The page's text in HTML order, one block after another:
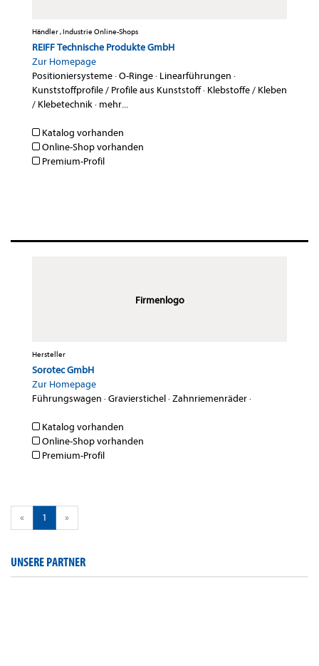
Händler , Industrie Online-Shops
REIFF Technische Produkte GmbH
Zur Homepage
Positioniersysteme·O-Ringe· Linearführungen ·
Kunststoffprofile / Profile aus Kunststoff· Klebstoffe / Kleben
/ Klebetechnik· mehr...
Katalog vorhanden
Online-Shop vorhanden
Premium-Profil
Firmenlogo
Hersteller
Sorotec GmbH
Zur Homepage
Führungswagen ·Gravierstichel·Zahnriemenräder·
Katalog vorhanden
Online-Shop vorhanden
Premium-Profil
« 1 »
UNSERE PARTNER